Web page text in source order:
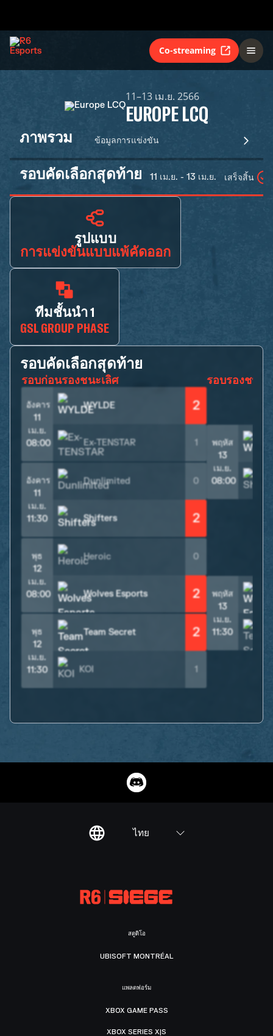
Co-streaming
11–13 เม.ย. 2566
EUROPE LCQ
ภาพรวม ข้อมูลการแข่งขัน
รอบคัดเลือกสุดท้าย 11 เม.ย. - 13 เม.ย. เสร็จสิ้น
รูปแบบ
การแข่งขันแบบแพ้คัดออก
ทีมชั้นนำ 1
GSL GROUP PHASE
รอบคัดเลือกสุดท้าย
รอบก่อนรองชนะเลิศ
อังคาร
11
เม.ย.
08:00
WYLDE 2
Ex-TENSTAR 1
อังคาร
11
เม.ย.
11:30
Dunlimited 0
Shifters 2
พุธ
12
เม.ย.
08:00
Heroic 0
Wolves Esports 2
พุธ
12
เม.ย.
11:30
Team Secret 2
KOI 1
รอบรองชนะเ
พฤหัส
13
เม.ย.
08:00
พฤหัส
13
เม.ย.
11:30
ไทย
สตูดิโอ
UBISOFT MONTRÉAL
แพลตฟอร์ม
XBOX GAME PASS
XBOX SERIES X|S